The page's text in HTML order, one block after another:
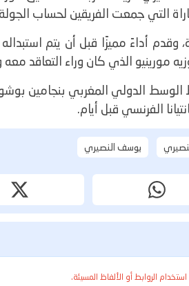
مورينيو الذي كان وراء التعاقد معه
الدولي المغربي بنجامين
الفرنسي قبل أيام.
يوسف النصيري
الروابط أو الألفاظ المسيئة.